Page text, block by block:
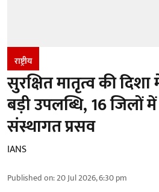
राष्ट्रीय
सुरक्षित मातृत्व की
बड़ी उपलब्धि, 16 जिलों
संस्थागत प्रसव
IANS
Published on:20 Jul 2026, 6:30 pm